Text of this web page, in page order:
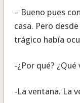
– Bueno pues
casa. Pero
trágico había
-¿Por qué? ¿Qué
-La ventana. La